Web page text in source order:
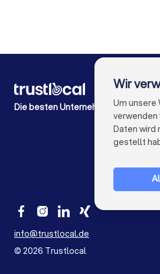
Die besten Unternehmen für Sie
info@trustlocal.de
© 2026 Trustlocal
Wir
Um unsere
verwenden
Daten wird
gestellt